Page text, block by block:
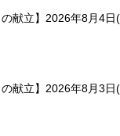
の献立】2026年8月4日
の献立】2026年8月3